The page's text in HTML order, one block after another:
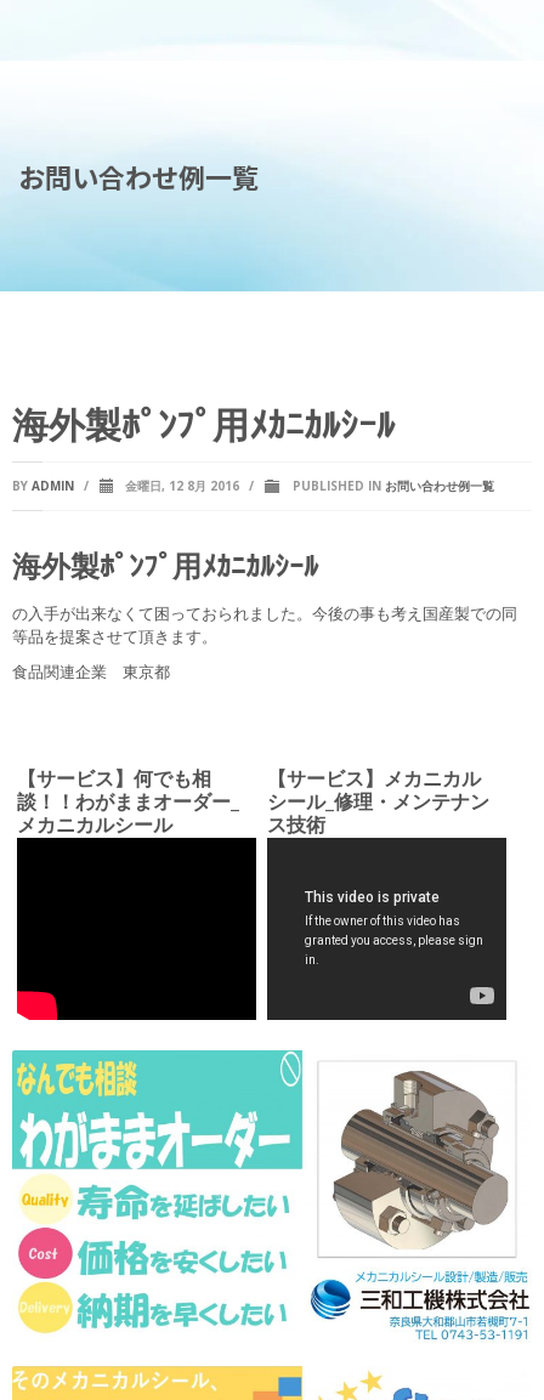
お問い合わせ例一覧
海外製ﾎﾟﾝﾌﾟ用ﾒｶﾆｶﾙｼｰﾙ
BY ADMIN / 金曜日, 12 8月 2016 / PUBLISHED IN お問い合わせ例一覧
海外製ﾎﾟﾝﾌﾟ用ﾒｶﾆｶﾙｼｰﾙ
の入手が出来なくて困っておられました。今後の事も考え国産製での同
等品を提案させて頂きます。
食品関連企業 東京都
【サービス】何でも相
談！！わがままオーダー_
メカニカルシール
【サービス】メカニカル
シール_修理・メンテナン
ス技術